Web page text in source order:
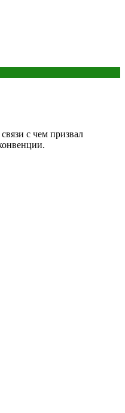
с чем призвал